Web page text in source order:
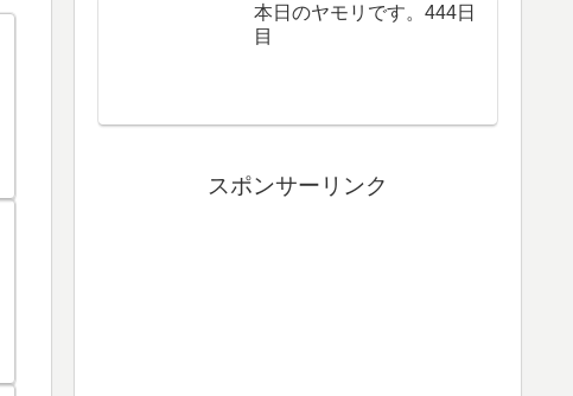
本日のヤモリです。444日
目
スポンサーリンク